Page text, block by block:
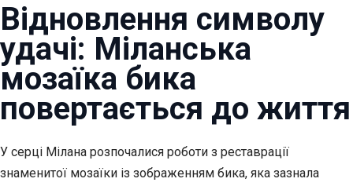
Відновлення символу
удачі: Міланська
мозаїка бика
повертається до життя
У серці Мілана розпочалися роботи з реставрації
знаменитої мозаїки із зображенням бика, яка зазнала